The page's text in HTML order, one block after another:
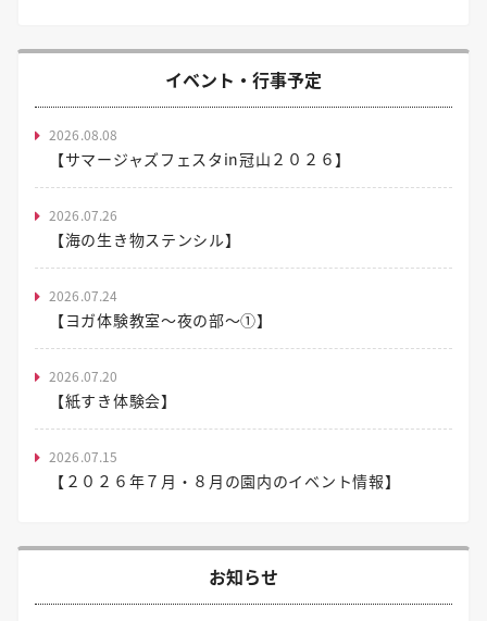
イベント・行事予定
2026.08.08
【サマージャズフェスタin冠山２０２６】
2026.07.26
【海の生き物ステンシル】
2026.07.24
【ヨガ体験教室～夜の部～①】
2026.07.20
【紙すき体験会】
2026.07.15
【２０２６年７月・８月の園内のイベント情報】
お知らせ